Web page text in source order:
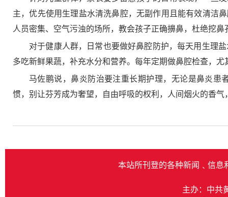
主，优先使用生理盐水清洗鼻腔，无副作用且能有效清洁
人员密集、空气污浊的场所，教会孩子正确擤鼻，杜绝挖鼻
对于健康人群，日常也要做好鼻腔防护，每天用生理
多吃新鲜果蔬，补充水分和营养。每年定期做鼻腔检查，
马佐鹏说，鼻炎防治要注重长期护理，无论是鼻炎患
惯，别让芬芳成为奢望，自由呼吸的权利，人间烟火的香
本站所刊登的各种新闻﹑信息
主办：中共